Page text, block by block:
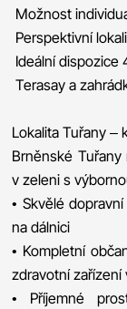
Možnost
Perspektivní
Ideální
Terasay a
Lokalita Tuřany –
Brněnské
v zeleni s
• Skvělé
na dálnici
• Kompletní
zdravotní zařízení
• Příjemné